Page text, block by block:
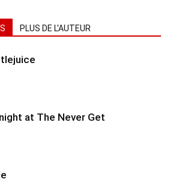
PLUS DE L'AUTEUR
at The Never Get